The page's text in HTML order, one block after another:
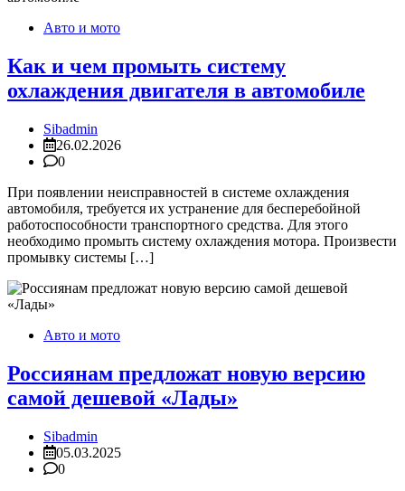
Авто и мото
Как и чем промыть систему
охлаждения двигателя в автомобиле
Sibadmin
26.02.2026
0
При появлении неисправностей в системе охлаждения
автомобиля, требуется их устранение для бесперебойной
работоспособности транспортного средства. Для этого
необходимо промыть систему охлаждения мотора. Произвести
промывку системы […]
Авто и мото
Россиянам предложат новую версию
самой дешевой «Лады»
Sibadmin
05.03.2025
0